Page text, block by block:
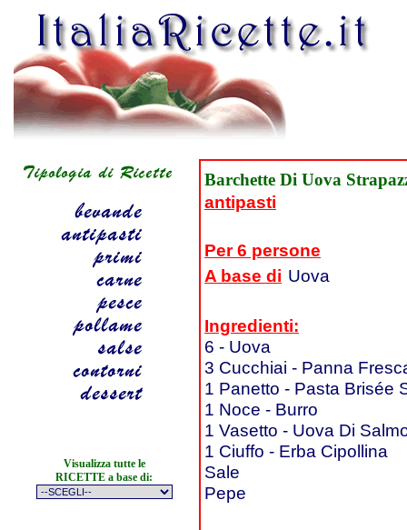
Visualizza tutte le
RICETTE a base di:
Barchette Di Uova
antipasti
Per 6 persone
A base di Uova
Ingredienti:
6 - Uova
3 Cucchiai - Panna
1 Panetto - Pasta Brisée
1 Noce - Burro
1 Vasetto - Uova Di
1 Ciuffo - Erba Cipollina
Sale
Pepe